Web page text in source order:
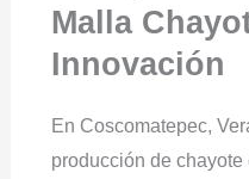
Malla
Innovación
En Coscomatepec,
producción de chayote